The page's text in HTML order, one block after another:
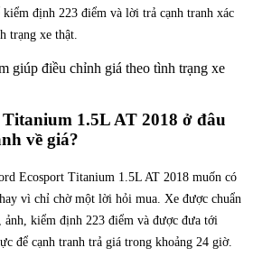
kiểm định 223 điểm và lời trả cạnh tranh xác
trạng xe thật.
giúp điều chỉnh giá theo tình trạng xe
1.5L AT 2018 ở đâu
về giá?
Ecosport Titanium 1.5L AT 2018 muốn có
vì chỉ chờ một lời hỏi mua. Xe được chuẩn
ảnh, kiểm định 223 điểm và được đưa tới
để cạnh tranh trả giá trong khoảng 24 giờ.